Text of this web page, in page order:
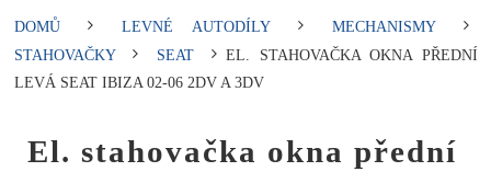
DOMŮ LEVNÉ AUTODÍLY
MECHANISMY
STAHOVAČKY
SEAT
EL. STAHOVAČKA OKNA PŘEDNÍ
LEVÁ SEAT IBIZA 02-06 2DV A 3DV
El. stahovačka okna přední